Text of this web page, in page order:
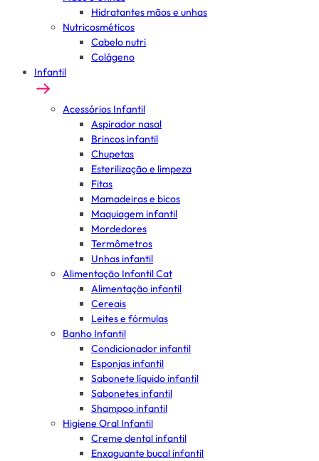
Hidratantes mãos e unhas
Nutricosméticos
Cabelo nutri
Colágeno
Infantil
Acessórios Infantil
Aspirador nasal
Brincos infantil
Chupetas
Esterilização e limpeza
Fitas
Mamadeiras e bicos
Maquiagem infantil
Mordedores
Termômetros
Unhas infantil
Alimentação Infantil Cat
Alimentação infantil
Cereais
Leites e fórmulas
Banho Infantil
Condicionador infantil
Esponjas infantil
Sabonete líquido infantil
Sabonetes infantil
Shampoo infantil
Higiene Oral Infantil
Creme dental infantil
Enxaguante bucal infantil